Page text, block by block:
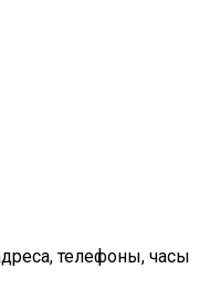
телефоны, часы